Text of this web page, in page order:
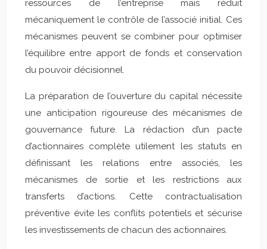
ressources de l’entreprise mais réduit
mécaniquement le contrôle de l’associé initial. Ces
mécanismes peuvent se combiner pour optimiser
l’équilibre entre apport de fonds et conservation
du pouvoir décisionnel.
La préparation de l’ouverture du capital nécessite
une anticipation rigoureuse des mécanismes de
gouvernance future. La rédaction d’un pacte
d’actionnaires complète utilement les statuts en
définissant les relations entre associés, les
mécanismes de sortie et les restrictions aux
transferts d’actions. Cette contractualisation
préventive évite les conflits potentiels et sécurise
les investissements de chacun des actionnaires.